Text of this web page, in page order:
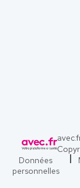
Données
personnelles